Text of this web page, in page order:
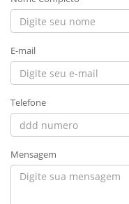
E-mail
Telefone
Mensagem